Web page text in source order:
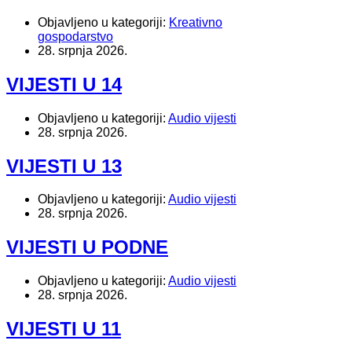
Objavljeno u kategoriji: Kreativno
gospodarstvo
28. srpnja 2026.
VIJESTI U 14
Objavljeno u kategoriji: Audio vijesti
28. srpnja 2026.
VIJESTI U 13
Objavljeno u kategoriji: Audio vijesti
28. srpnja 2026.
VIJESTI U PODNE
Objavljeno u kategoriji: Audio vijesti
28. srpnja 2026.
VIJESTI U 11